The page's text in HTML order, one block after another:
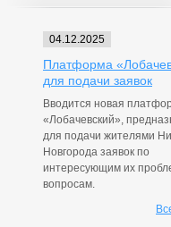
04.12.2025
Платформа
для подачи заявок
Вводится новая
«Лобачевский»,
для подачи жителями
Новгорода заявок по
интересующим их
вопросам.